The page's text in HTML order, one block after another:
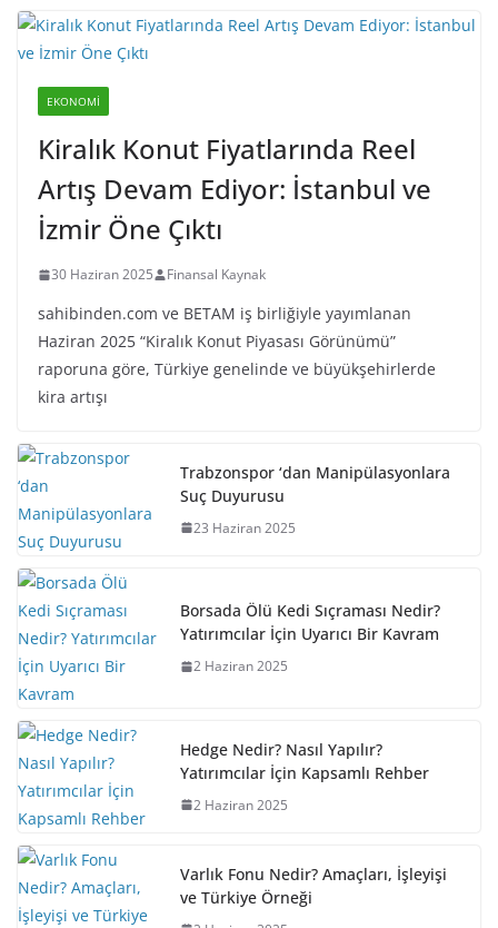
EKONOMI
Kiralık Konut Fiyatlarında Reel
Artış Devam Ediyor: İstanbul ve
İzmir Öne Çıktı
30 Haziran 2025 Finansal Kaynak
sahibinden.com ve BETAM iş birliğiyle yayımlanan
Haziran 2025 “Kiralık Konut Piyasası Görünümü”
raporuna göre, Türkiye genelinde ve büyükşehirlerde
kira artışı
Trabzonspor ‘dan Manipülasyonlara
Suç Duyurusu
23 Haziran 2025
Borsada Ölü Kedi Sıçraması Nedir?
Yatırımcılar İçin Uyarıcı Bir Kavram
2 Haziran 2025
Hedge Nedir? Nasıl Yapılır?
Yatırımcılar İçin Kapsamlı Rehber
2 Haziran 2025
Varlık Fonu Nedir? Amaçları, İşleyişi
ve Türkiye Örneği